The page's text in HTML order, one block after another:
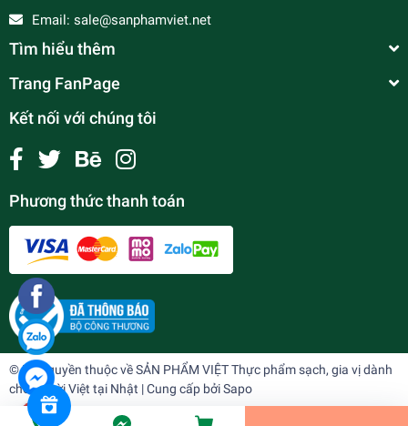
Email: sale@sanphamviet.net
Tìm hiểu thêm
Trang FanPage
Kết nối với chúng tôi
Phương thức thanh toán
© Bản quyền thuộc vềSẢN PHẨM VIỆT Thực phẩm sạch, gia vị dành
cho người Việt tại Nhật | Cung cấp bởiSapo
¥250
undefined
Tiến Hành Thanh Toán